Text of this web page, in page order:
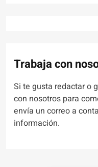
Trabaja con
Si te gusta redactar o
con nosotros para
envía un correo a
información.